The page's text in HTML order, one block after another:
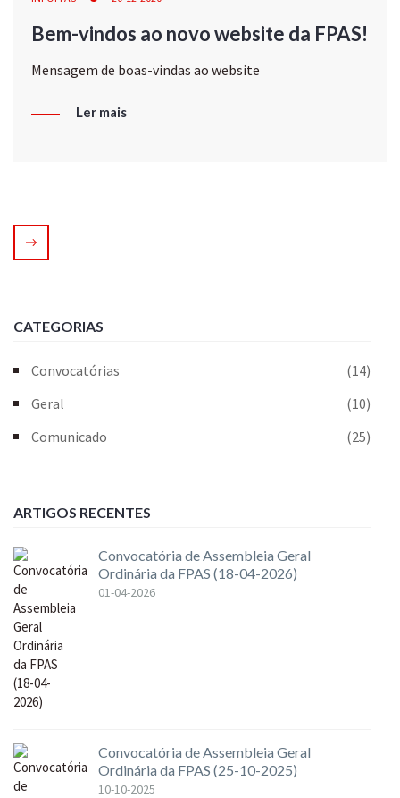
Bem-vindos ao novo website da FPAS!
Mensagem de boas-vindas ao website
Ler mais
CATEGORIAS
Convocatórias
(14)
Geral
(10)
Comunicado
(25)
ARTIGOS RECENTES
Convocatória de Assembleia Geral
Ordinária da FPAS (18-04-2026)
01-04-2026
Convocatória de Assembleia Geral
Ordinária da FPAS (25-10-2025)
10-10-2025